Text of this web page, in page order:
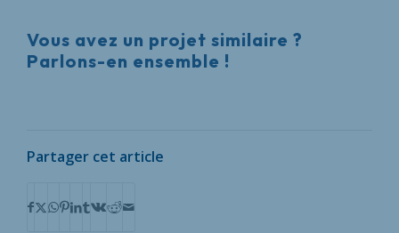
Vous avez un projet similaire ?
Parlons-en ensemble !
Partager cet article